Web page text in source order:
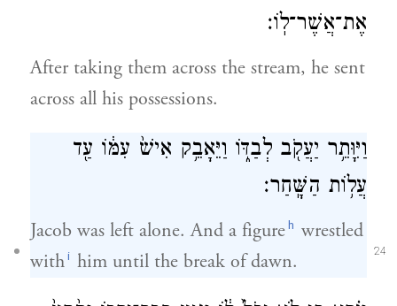
24
אֶת־אֲשֶׁר־לֽוֹ׃
After taking them across the stream, he sent
across all his possessions.
וַיִּוָּתֵ֥ר יַעֲקֹ֖ב לְבַדּ֑וֹ וַיֵּאָבֵ֥ק אִישׁ֙ עִמּ֔וֹ עַ֖ד
עֲל֥וֹת הַשָּֽׁחַר׃
Jacob was left alone. And a figureh wrestled
withi him until the break of dawn.